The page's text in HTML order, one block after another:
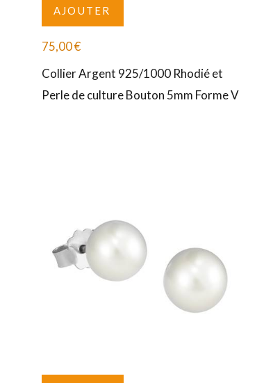
AJOUTER
75,00€
Collier Argent 925/1000 Rhodié et
Perle de culture Bouton 5mm Forme V